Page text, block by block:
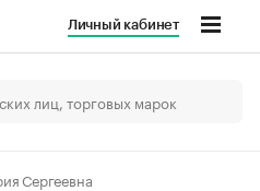
Личный кабинет
Сергеевна